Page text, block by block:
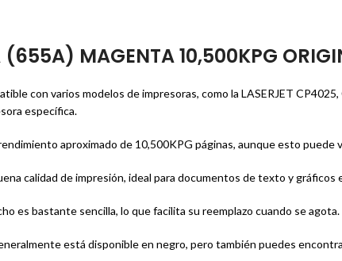
(655A) MAGENTA 10,500KPG
con varios modelos de impresoras, como la LASERJET
específica.
aproximado de 10,500KPG páginas, aunque esto
calidad de impresión, ideal para documentos de texto y gráficos
es bastante sencilla, lo que facilita su reemplazo cuando se agota.
está disponible en negro, pero también puedes